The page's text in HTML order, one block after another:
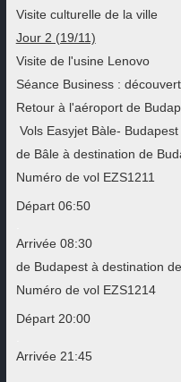
Visite culturelle de la ville
Jour 2 (19/11)
Visite de l'usine Lenovo
Séance Business :
Retour à l'aéroport de
Vols Easyjet Bàle- Budapest
de Bâle à destination de
Numéro de vol EZS1211
Départ 06:50
Arrivée 08:30
de Budapest à destination
Numéro de vol EZS1214
Départ 20:00
Arrivée 21:45